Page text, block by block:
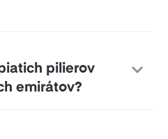
pilierov
emirátov?